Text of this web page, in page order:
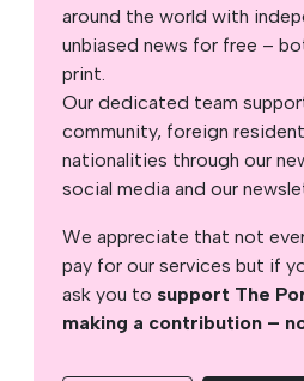
around the world with
unbiased news for free –
print.
Our dedicated team
community, foreign
nationalities through our
social media and our
We appreciate that not
pay for our services but if
ask you to support The
making a contribution –